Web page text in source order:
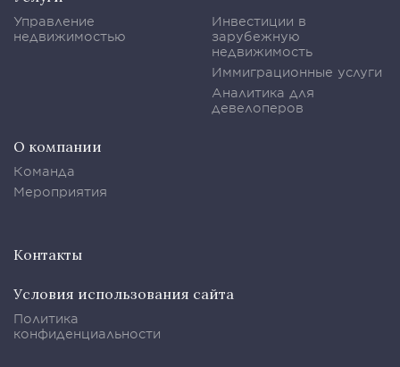
Управление
недвижимостью
Инвестиции в
зарубежную
недвижимость
Иммиграционные услуги
Аналитика для
девелоперов
О компании
Команда
Мероприятия
Контакты
Условия использования сайта
Политика
конфиденциальности